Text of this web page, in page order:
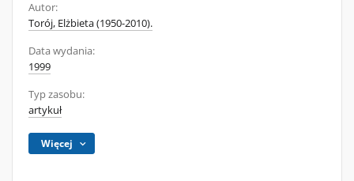
Autor:
Torój, Elżbieta (1950-2010).
Data wydania:
1999
Typ zasobu:
artykuł
Więcej